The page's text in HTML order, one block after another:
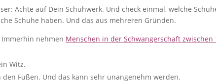
Achte auf Dein Schuhwerk. Und check einmal, welche
Schuhe haben. Und das aus mehreren Gründen.
Immerhin nehmen Menschen in der Schwangerschaft zwischen
Witz.
Füßen. Und das kann sehr unangenehm werden.